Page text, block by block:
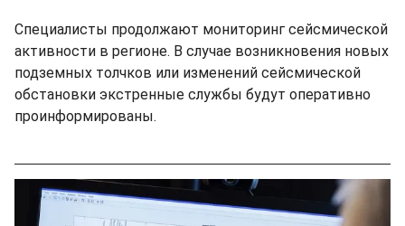
Специалисты продолжают мониторинг сейсмической
активности в регионе. В случае возникновения новых
подземных толчков или изменений сейсмической
обстановки экстренные службы будут оперативно
проинформированы.